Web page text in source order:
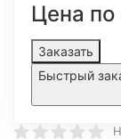
Цена по
Заказать
Быстрый